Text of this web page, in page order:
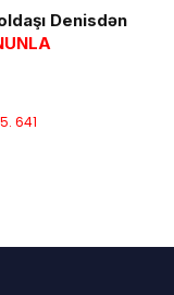
Denisdən
5. 641